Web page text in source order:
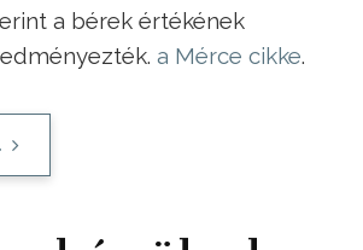
a bérek értékének
a Mérce cikke.